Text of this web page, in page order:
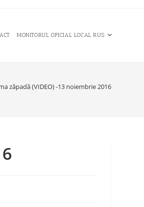
MONITORUL OFICIAL LOCAL RUS
zăpadă (VIDEO) -13 noiembrie 2016